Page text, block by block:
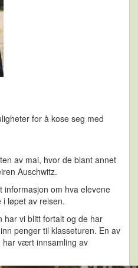
for å kose seg med
av mai, hvor de blant annet
Auschwitz.
informasjon om hva elevene
løpet av reisen.
har vi blitt fortalt og de har
penger til klasseturen. En av
har vært innsamling av